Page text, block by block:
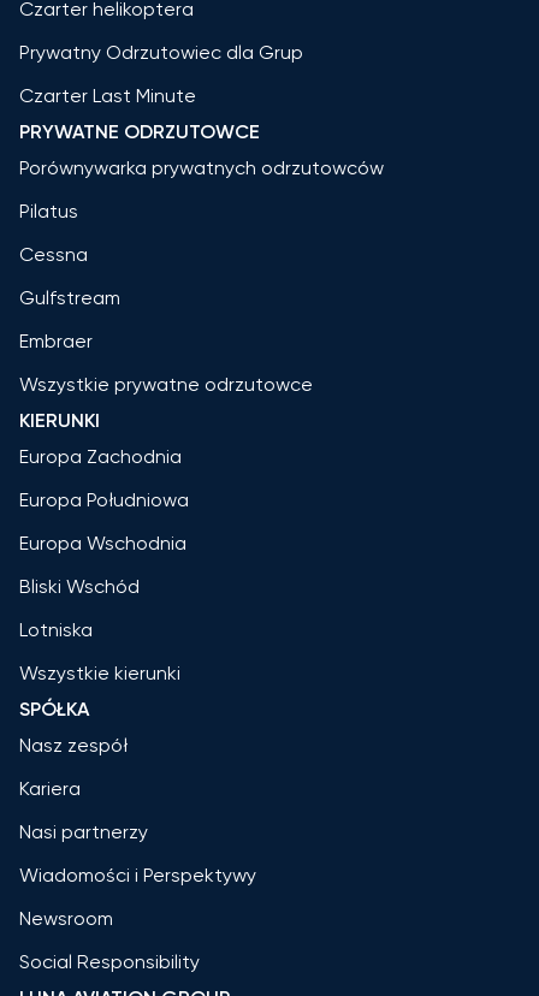
Czarter helikoptera
Prywatny Odrzutowiec dla Grup
Czarter Last Minute
PRYWATNE ODRZUTOWCE
Porównywarka prywatnych odrzutowców
Pilatus
Cessna
Gulfstream
Embraer
Wszystkie prywatne odrzutowce
KIERUNKI
Europa Zachodnia
Europa Południowa
Europa Wschodnia
Bliski Wschód
Lotniska
Wszystkie kierunki
SPÓŁKA
Nasz zespół
Kariera
Nasi partnerzy
Wiadomości i Perspektywy
Newsroom
Social Responsibility